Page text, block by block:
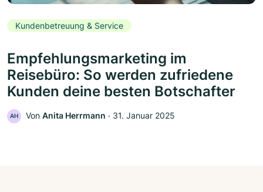
Kundenbetreuung & Service
Empfehlungsmarketing im
Reisebüro: So werden zufriedene
Kunden deine besten Botschafter
AH Von Anita Herrmann ‧ 31. Januar 2025